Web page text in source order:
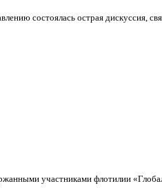
состоялась острая дискуссия,
участниками флотилии